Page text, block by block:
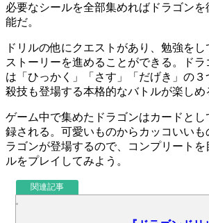
必要なシールを全部集めればドラゴン
能だ。
ドリルの他にクエスト があり、勉強を
ストーリーを進めることができる。ド
は「ひっかく」「さす」「だげき」の
殺技も登場する本格的なバトルが楽しめ
ゲーム中で集めたドラゴンはカードとし
録される。可愛いものからカッコいいも
ラゴンが登場するので、コンプリートを
ルをプレイしてみよう。
関連記事